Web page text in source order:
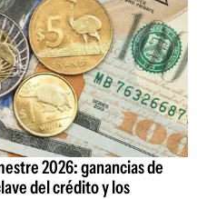
2026: ganancias de
del crédito y los